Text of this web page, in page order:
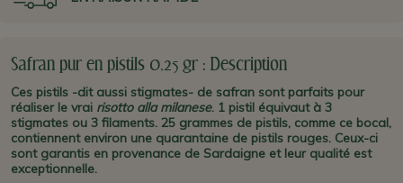
Safran pur en pistils 0,25 gr : Description
Ces pistils -dit aussi stigmates- de safran sont parfaits pour
réaliser le vrai risotto alla milanese. 1 pistil équivaut à 3
stigmates ou 3 filaments. 25 grammes de pistils, comme ce bocal,
contiennent environ une quarantaine de pistils rouges. Ceux-ci
sont garantis en provenance de Sardaigne et leur qualité est
exceptionnelle.